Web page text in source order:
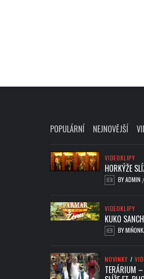
POPULÁRNÍ NEJNOVĚJŠÍ
VIDEOKLIPY
HORKÝŽE
BYADMIN /
VIDEOKLIPY
KUKO
BY
NOVINKY /
TERÁRIUM